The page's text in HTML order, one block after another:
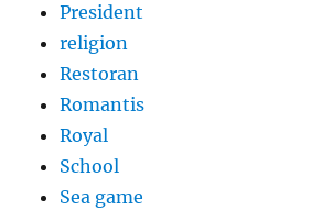
President
religion
Restoran
Romantis
Royal
School
Sea game